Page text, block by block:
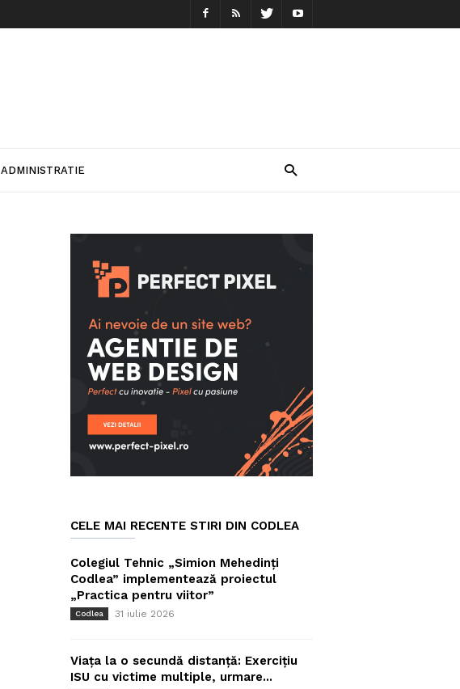
ADMINISTRATIE
CELE MAI RECENTE STIRI DIN CODLEA
Colegiul Tehnic „Simion Mehedinți
Codlea” implementează proiectul
„Practica pentru viitor”
Codlea 31 iulie 2026
Viața la o secundă distanță: Exercițiu
ISU cu victime multiple, urmare...